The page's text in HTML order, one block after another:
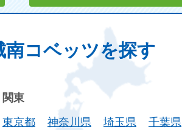
南コベッツを探す
関東
東京都
神奈川県 埼玉県 千葉県